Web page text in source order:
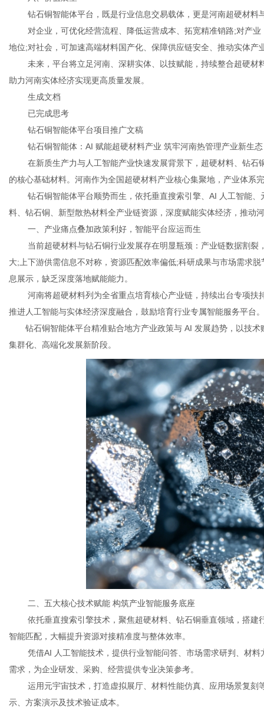
钻石铜智能体平台，既是行业信息交易载体，更是河南超硬材料
对企业，可优化经营流程、降低运营成本、拓宽精准销路;对产
地位;对社会，可加速高端材料国产化、保障供应链安全、推动实体产
未来，平台将立足河南、深耕实体、以技赋能，持续整合超硬
助力河南实体经济实现更高质量发展。
生成文档
已完成思考
钻石铜智能体平台项目推广文稿
钻石铜智能体：AI 赋能超硬材料产业 筑牢河南热管理产业新生态
在新质生产力与人工智能产业快速发展背景下，超硬材料、钻
的核心基础材料。河南作为全国超硬材料产业核心集聚地，产业体系
钻石铜智能体平台顺势而生，依托垂直搜索引擎、AI 人工智能
料、钻石铜、新型散热材料全产业链资源，深度赋能实体经济，推动
一、产业痛点叠加政策利好，智能平台应运而生
当前超硬材料与钻石铜行业发展存在明显瓶颈：产业链数据割
大;上下游供需信息不对称，资源匹配效率偏低;科研成果与市场需求
息展示，缺乏深度落地赋能能力。
河南将超硬材料列为全省重点培育核心产业链，持续出台专项
推进人工智能与实体经济深度融合，鼓励培育行业专属智能服务平台。
钻石铜智能体平台精准贴合地方产业政策与 AI 发展趋势，以技
集群化、高端化发展新阶段。
二、五大核心技术赋能 构筑产业智能服务底座
依托垂直搜索引擎技术，聚焦超硬材料、钻石铜垂直领域，搭
智能匹配，大幅提升资源对接精准度与整体效率。
凭借AI 人工智能技术，提供行业智能问答、市场需求研判、材
需求，为企业研发、采购、经营提供专业决策参考。
运用元宇宙技术，打造虚拟展厅、材料性能仿真、应用场景复
示、方案演示及技术验证成本。